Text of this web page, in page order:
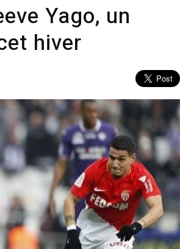
Yago, un
hiver